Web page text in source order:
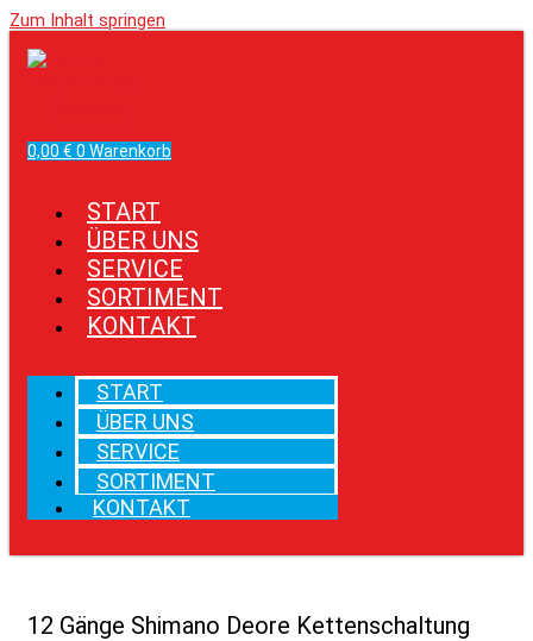
Zum Inhalt springen
0,00 € 0 Warenkorb
START
ÜBER UNS
SERVICE
SORTIMENT
KONTAKT
START
ÜBER UNS
SERVICE
SORTIMENT
KONTAKT
12 Gänge Shimano Deore Kettenschaltung